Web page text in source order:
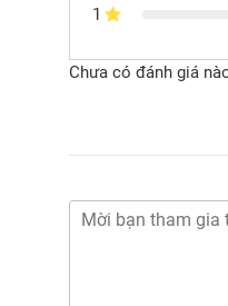
1
Chưa có đánh giá